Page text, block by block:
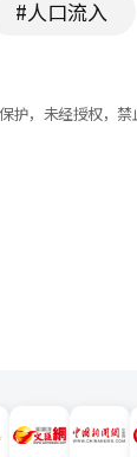
#人口流入
护，未经授权，禁